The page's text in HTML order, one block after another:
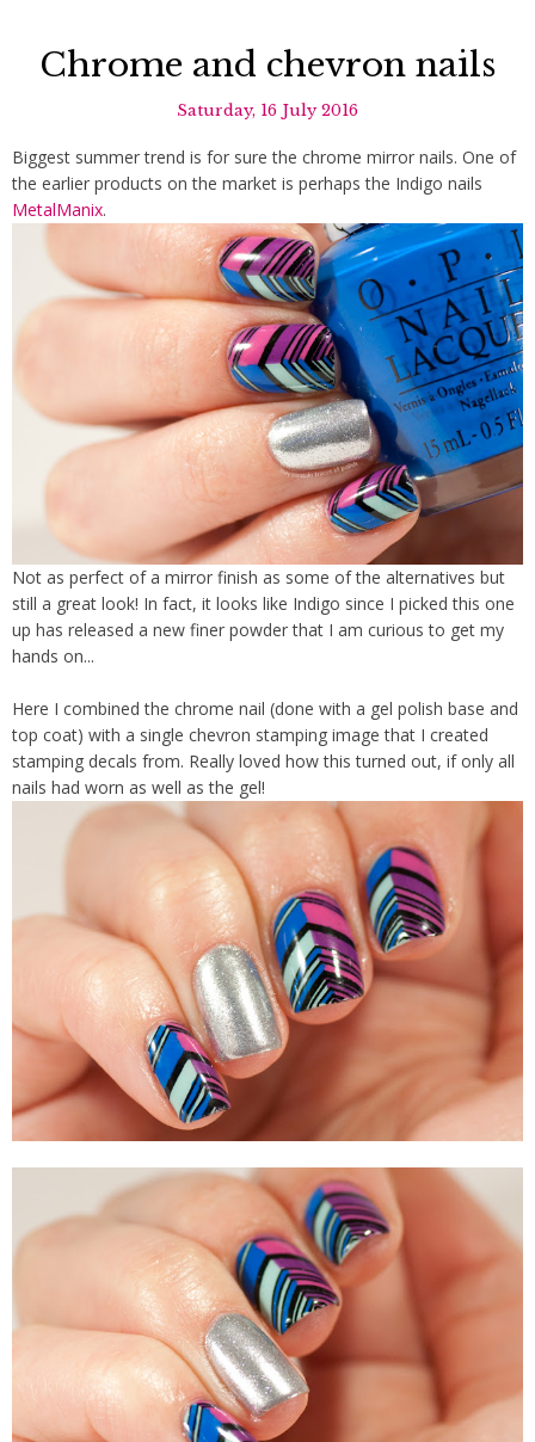
Chrome and chevron nails
Saturday, 16 July 2016
Biggest summer trend is for sure the chrome mirror nails. One of
the earlier products on the market is perhaps the Indigo nails
MetalManix.
Not as perfect of a mirror finish as some of the alternatives but
still a great look! In fact, it looks like Indigo since I picked this one
up has released a new finer powder that I am curious to get my
hands on...
Here I combined the chrome nail (done with a gel polish base and
top coat) with a single chevron stamping image that I created
stamping decals from. Really loved how this turned out, if only all
nails had worn as well as the gel!